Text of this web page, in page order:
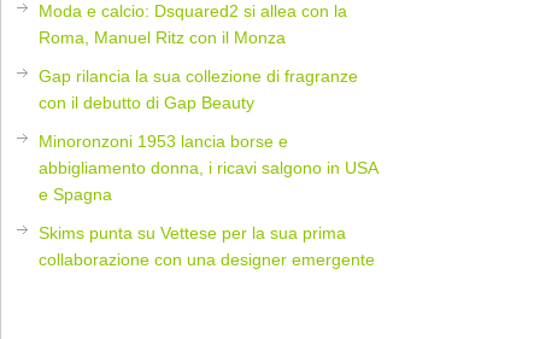
Moda e calcio: Dsquared2 si allea con la
Roma, Manuel Ritz con il Monza
Gap rilancia la sua collezione di fragranze
con il debutto di Gap Beauty
Minoronzoni 1953 lancia borse e
abbigliamento donna, i ricavi salgono in USA
e Spagna
Skims punta su Vettese per la sua prima
collaborazione con una designer emergente